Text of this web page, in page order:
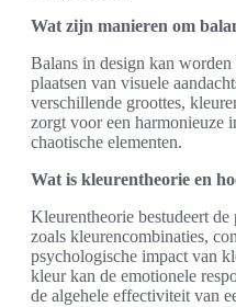
Wat zijn manieren om
Balans in design kan
plaatsen van visuele
verschillende groottes,
zorgt voor een harmonieuze
chaotische elementen.
Wat is kleurentheorie en
Kleurentheorie bestudeert
zoals kleurencombinaties,
psychologische impact van
kleur kan de emotionele
de algehele effectiviteit van